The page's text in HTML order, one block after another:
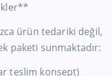
ürün tedariki değil,
paketi sunmaktadır:
teslim konsept)